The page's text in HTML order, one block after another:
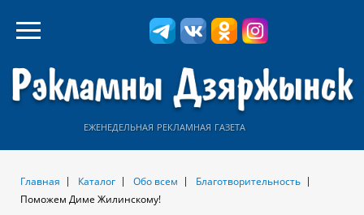
еженедельная рекламная газета
Главная Каталог Обо всем
Благотворительность
Поможем Диме Жилинскому!